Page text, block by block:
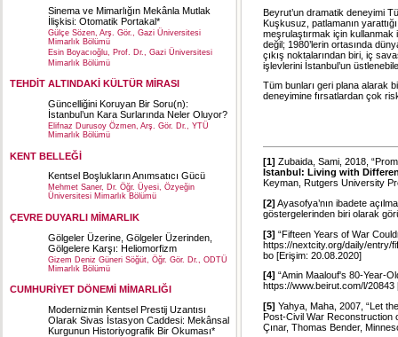
Sinema ve Mimarlığın Mekânla Mutlak
İlişkisi: Otomatik Portakal*
Gülçe Sözen, Arş. Gör., Gazi Üniversitesi
Mimarlık Bölümü
Esin Boyacıoğlu, Prof. Dr., Gazi Üniversitesi
Mimarlık Bölümü
TEHDİT ALTINDAKİ KÜLTÜR MİRASI
Güncelliğini Koruyan Bir Soru(n):
İstanbul’un Kara Surlarında Neler Oluyor?
Elifnaz Durusoy Özmen, Arş. Gör. Dr., YTÜ
Mimarlık Bölümü
KENT BELLEĞİ
Kentsel Boşlukların Anımsatıcı Gücü
Mehmet Saner, Dr. Öğr. Üyesi, Özyeğin
Üniversitesi Mimarlık Bölümü
ÇEVRE DUYARLI MİMARLIK
Gölgeler Üzerine, Gölgeler Üzerinden,
Gölgelere Karşı: Heliomorfizm
Gizem Deniz Güneri Söğüt, Öğr. Gör. Dr., ODTÜ
Mimarlık Bölümü
CUMHURİYET DÖNEMİ MİMARLIĞI
Modernizmin Kentsel Prestij Uzantısı
Olarak Sivas İstasyon Caddesi: Mekânsal
Kurgunun Historiyografik Bir Okuması*
Beyrut’un dramatik deneyimi
Kuşkusuz, patlamanın
meşrulaştırmak için kullanmak
değil; 1980’lerin ortasında
çıkış noktalarından biri, iç
işlevlerini İstanbul’un
Tüm bunları geri plana alarak
deneyimine fırsatlardan çok
[1] Zubaida, Sami, 2018,
Istanbul: Living with
Keyman, Rutgers University
[2] Ayasofya’nın ibadete
göstergelerinden biri olarak
[3] “Fifteen Years of War
https://nextcity.org/daily/entry/
bo [Erişim: 20.08.2020]
[4] “Amin Maalouf's 80-Year-
https://www.beirut.com/l/20843
[5] Yahya, Maha, 2007, “Let
Post-Civil War Reconstruction
Çınar, Thomas Bender,